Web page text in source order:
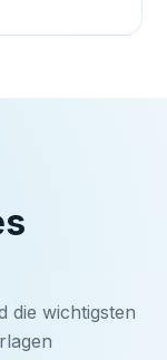
die wichtigsten